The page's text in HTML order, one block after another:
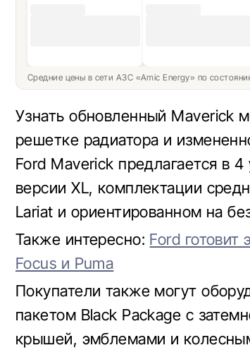
Средние цены в сети АЗС «Amic Energy» по
Узнать обновленный Maverick
решетке радиатора и
Ford Maverick предлагается в
версии XL, комплектации
Lariat и ориентированном на
Также интересно: Ford готовит
Focus и Puma
Покупатели также могут
пакетом Black Package с
крышей, эмблемами и